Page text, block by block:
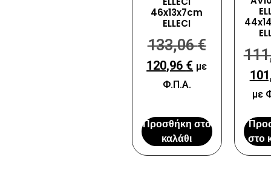
46x13x7cm
ELLECI
133,06€
120,96 € με
Φ.Π.Α.
Προσθήκη στο
καλάθι
με
στο